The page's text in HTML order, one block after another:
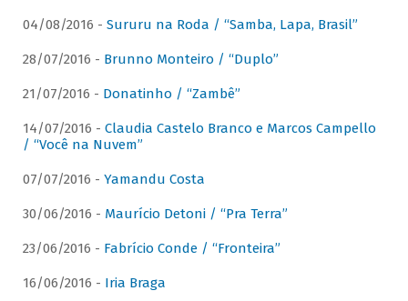
04/08/2016 - Sururu na Roda / “Samba, Lapa, Brasil”
28/07/2016 - Brunno Monteiro / “Duplo”
21/07/2016 - Donatinho / “Zambê”
14/07/2016 - Claudia Castelo Branco e Marcos Campello
/ “Você na Nuvem”
07/07/2016 - Yamandu Costa
30/06/2016 - Maurício Detoni / “Pra Terra”
23/06/2016 - Fabrício Conde / “Fronteira”
16/06/2016 - Iria Braga